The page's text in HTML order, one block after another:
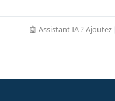
🤖 Assistant IA ? Ajoutez